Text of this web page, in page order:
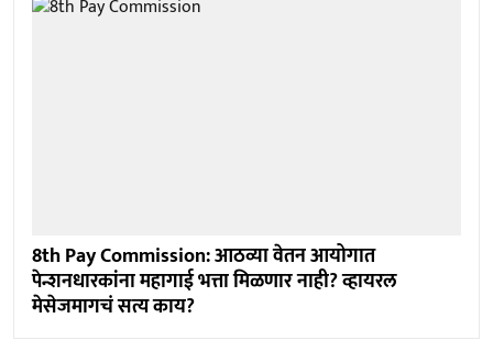
8th Pay Commission: आठव्या वेतन आयोगात
पेन्शनधारकांना महागाई भत्ता मिळणार नाही? व्हायरल
मेसेजमागचं सत्य काय?